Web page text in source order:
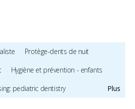
Plus
Protège-dents de nuit
Hygiène et prévention - enfants
pediatric dentistry